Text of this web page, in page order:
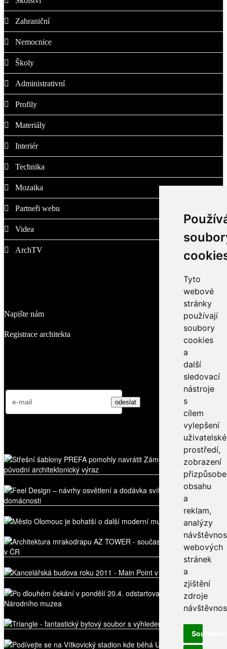
Tyto
webové
stránky
používají
soubory
cookies
a
další
sledovací
nástroje
s
cílem
vylepšení
prostředí,
zobrazení
obsahu
a
reklam,
analýzy
webových
stránek
a
zjištění
zdroje
Zahraniční
Nemocnice
Školy
Administrativní
Profily
Materiály
Interiér
Technika
Mozaika
Partneři webu
Videa
ArchTV
Napište nám
Registrace architekta